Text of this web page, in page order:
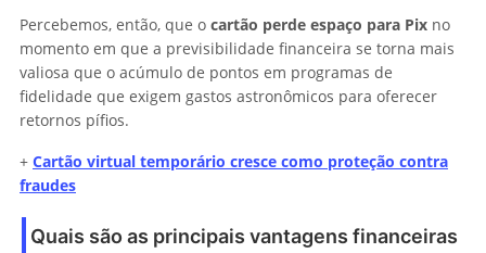
Percebemos, então, que o cartão perde espaço para Pix no
momento em que a previsibilidade financeira se torna mais
valiosa que o acúmulo de pontos em programas de
fidelidade que exigem gastos astronômicos para oferecer
retornos pífios.
+ Cartão virtual temporário cresce como proteção contra
fraudes
Quais são as principais vantagens financeiras